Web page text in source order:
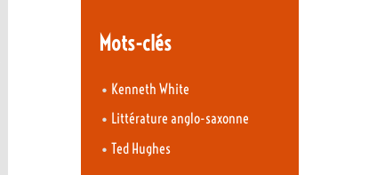
Mots-clés
• Kenneth White
• Littérature anglo-saxonne
• Ted Hughes